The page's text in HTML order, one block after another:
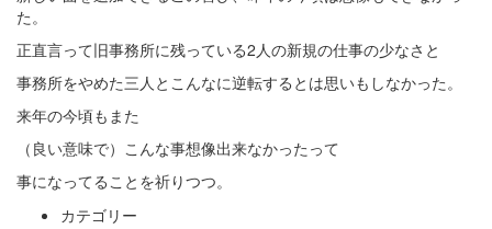
た。
正直言って旧事務所に残っている2人の新規の仕事の少なさと
事務所をやめた三人とこんなに逆転するとは思いもしなかった。
来年の今頃もまた
（良い意味で）こんな事想像出来なかったって
事になってることを祈りつつ。
カテゴリー